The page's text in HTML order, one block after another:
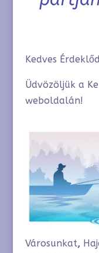
Kedves
Üdvözöljük a
weboldalán!
Városunkat,